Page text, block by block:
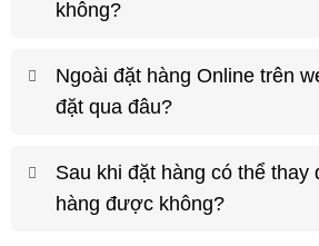
không?
Ngoài đặt hàng Online trên
đặt qua đâu?
Sau khi đặt hàng có thể thay
hàng được không?